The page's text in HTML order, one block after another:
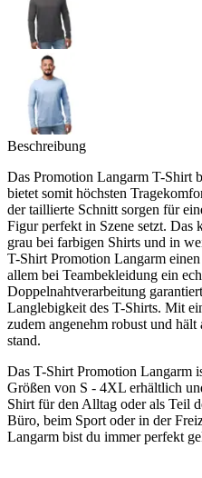
Beschreibung
Das Promotion Langarm T-Shirt
bietet somit höchsten
der taillierte Schnitt sorgen für
Figur perfekt in Szene setzt. Das
grau bei farbigen Shirts und in
T-Shirt Promotion Langarm
allem bei Teambekleidung ein
Doppelnahtverarbeitung
Langlebigkeit des T-Shirts. Mit
zudem angenehm robust und
stand.
Das T-Shirt Promotion Langarm
Größen von S - 4XL erhältlich
Shirt für den Alltag oder als Teil
Büro, beim Sport oder in der
Langarm bist du immer perfekt